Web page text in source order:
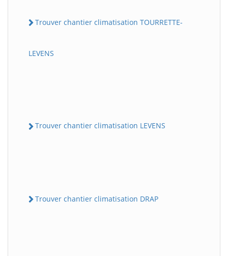
Trouver chantier climatisation TOURRETTE-
LEVENS
Trouver chantier climatisation LEVENS
Trouver chantier climatisation DRAP